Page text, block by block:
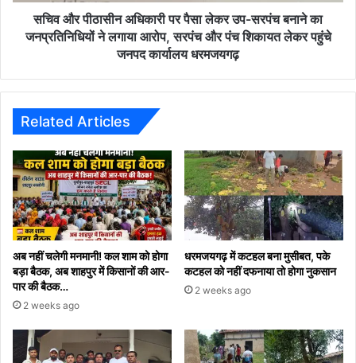
लगाया
सरपंच
और
पंच
शिकायत
लेकर
पहुंचे
जनपद
कार्यालय
धरमजयगढ़
सचिव और पीठासीन अधिकारी पर पैसा लेकर उप-सरपंच बनाने का
जनप्रतिनिधियों ने लगाया आरोप, सरपंच और पंच शिकायत लेकर पहुंचे
जनपद कार्यालय धरमजयगढ़
Related Articles
अब नहीं चलेगी मनमानी! कल शाम को होगा
बड़ा बैठक, अब शाहपुर में किसानों की आर-
पार की बैठक…
2 weeks ago
धरमजयगढ़ में कटहल बना मुसीबत, पके
कटहल को नहीं दफनाया तो होगा नुकसान
2 weeks ago